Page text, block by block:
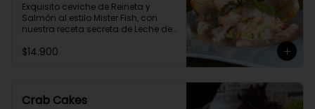
Exquisito ceviche de Reineta y
Salmón al estilo Mister Fish, con
nuestra receta secreta de Leche de
$14.900
Crab Cakes